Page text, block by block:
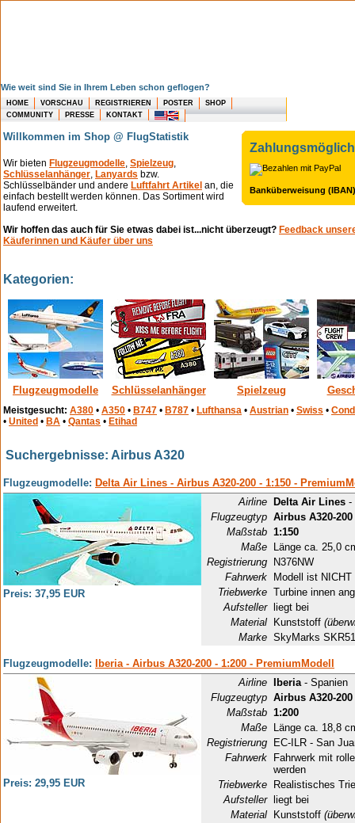
Wie weit sind Sie in Ihrem Leben schon geflogen?
HOME VORSCHAU REGISTRIEREN POSTER
SHOP
COMMUNITY
PRESSE KONTAKT
Banküberweisung (IBAN)
Willkommen im Shop @ FlugStatistik
Wir bieten Flugzeugmodelle, Spielzeug,
Schlüsselanhänger, Lanyards bzw.
Schlüsselbänder und andere Luftfahrt Artikel an, die
einfach bestellt werden können. Das Sortiment wird
laufend erweitert.
Wir hoffen das auch für Sie etwas dabei ist...nicht überzeugt? Feedback
Käuferinnen und Käufer über uns
Kategorien:
Flugzeugmodelle Schlüsselanhänger Spielzeug
Meistgesucht: A380 • A350 • B747 • B787 • Lufthansa • Austrian • Swiss •
• United • BA • Qantas • Etihad
Suchergebnisse: Airbus A320
Flugzeugmodelle: Delta Air Lines - Airbus A320-200 - 1:150 -
Preis: 37,95 EUR
Airline Delta Air Lines -
Flugzeugtyp Airbus A320-200
Maßstab 1:150
Maße
Länge ca. 25,0
Registrierung
N376NW
Fahrwerk
Modell ist
Triebwerke Turbine innen
Aufsteller
liegt bei
Material
Kunststoff
Marke SkyMarks
Flugzeugmodelle: Iberia - Airbus A320-200 - 1:200 - PremiumModell
Preis: 29,95 EUR
Airline Iberia- Spanien
Flugzeugtyp Airbus A320-200
Maßstab 1:200
Maße
Länge ca. 18,8
Registrierung
EC-ILR - San
Fahrwerk
Fahrwerk mit
werden
Triebwerke
Realistisches
Aufsteller
liegt bei
Material
Kunststoff